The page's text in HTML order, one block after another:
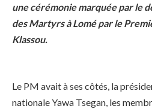
une cérémonie marquée par le
des Martyrs à Lomé par le
Klassou.
Le PM avait à ses côtés, la
nationale Yawa Tsegan, les